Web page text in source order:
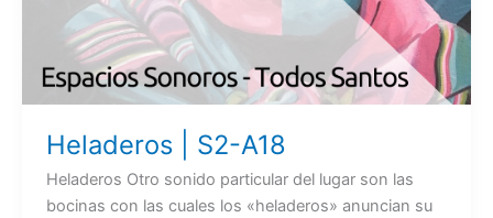
Heladeros | S2-A18
Heladeros Otro sonido particular del lugar son las
bocinas con las cuales los «heladeros» anuncian su